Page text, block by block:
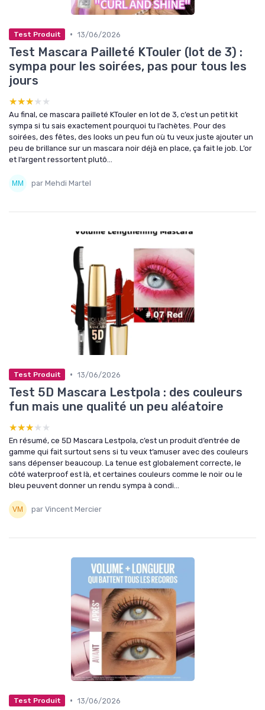
Test Produit • 13/06/2026
Test Mascara Pailleté KTouler (lot de 3) :
sympa pour les soirées, pas pour tous les
jours
★★★★★
★★★★★
Au final, ce mascara pailleté KTouler en lot de 3, c’est un petit kit
sympa si tu sais exactement pourquoi tu l’achètes. Pour des
soirées, des fêtes, des looks un peu fun où tu veux juste ajouter un
peu de brillance sur un mascara noir déjà en place, ça fait le job. L’or
et l’argent ressortent plutô...
par Mehdi Martel
Test Produit • 13/06/2026
Test 5D Mascara Lestpola : des couleurs
fun mais une qualité un peu aléatoire
★★★★★
★★★★★
En résumé, ce 5D Mascara Lestpola, c’est un produit d’entrée de
gamme qui fait surtout sens si tu veux t’amuser avec des couleurs
sans dépenser beaucoup. La tenue est globalement correcte, le
côté waterproof est là, et certaines couleurs comme le noir ou le
bleu peuvent donner un rendu sympa à condi...
par Vincent Mercier
Test Produit • 13/06/2026